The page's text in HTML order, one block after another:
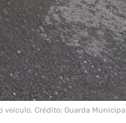
Crédito: Guarda Municipal